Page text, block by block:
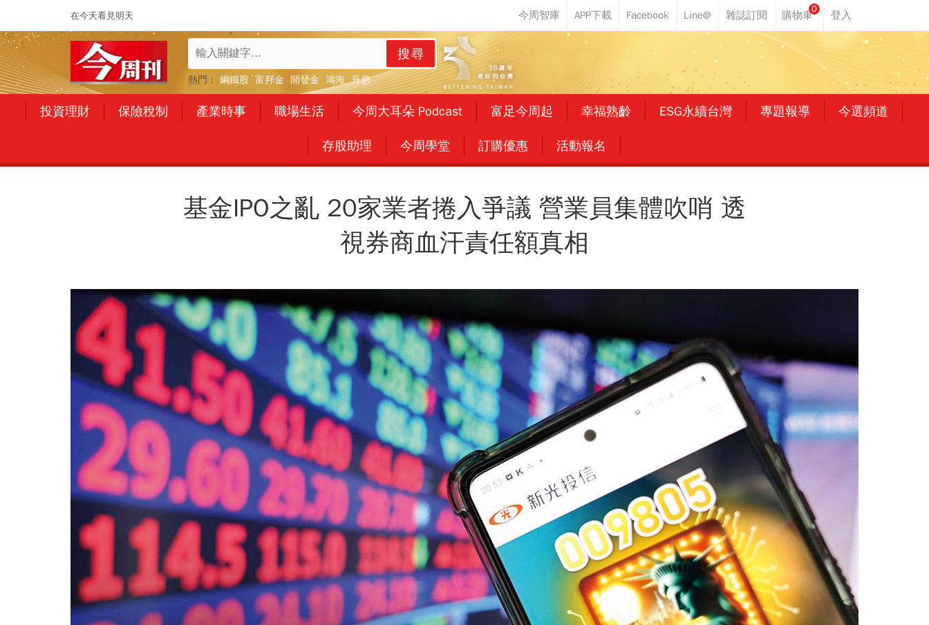
在今天看見明天
0
搜尋
熱門： 鋼鐵股 富邦金 開發金 鴻海 升息
投資理財 保險稅制 產業時事 職場生活 今周大耳朵 Podcast 富足今周起 幸福熟齡 ESG永續台灣 專題報導 今選頻道
存股助理 今周學堂 訂購優惠 活動報名
基金IPO之亂 20家業者捲入爭議 營業員集體吹哨 透
視券商血汗責任額真相